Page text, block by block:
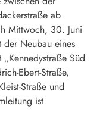
ab
Mittwoch, 30. Juni
Neubau eines
Süd
Ebert-Straße,
Straße und
ist